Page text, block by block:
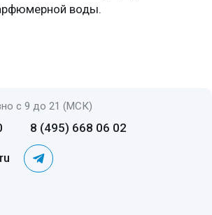
воды.
с 9 до 21 (МСК)
8 (495) 668 06 02